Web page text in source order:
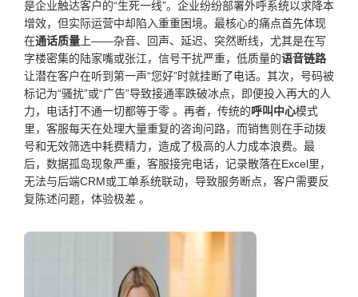
是企业触达客户的“生死一线”。企业纷纷部署外呼系统以求降本
增效，但实际运营中却陷入重重困境。最核心的痛点首先体现
在通话质量 上——杂音、回声、延迟、突然断线，尤其是在写
字楼密集的陆家嘴或张江，信号干扰严重，低质量的语音链路
让潜在客户在听到第一声“您好”时就挂断了电话。其次，号码被
标记为“骚扰”或“广告”导致接通率跌破冰点，即便投入再大的人
力，电话打不通一切都等于零 。再者，传统的呼叫中心模式
里，客服每天在处理大量重复的咨询问路，而销售则在手动拨
号和无效筛选中耗费精力，造成了极高的人力成本浪费。最
后，数据孤岛现象严重，客服接完电话，记录散落在Excel里，
无法与后端CRM或工单系统联动，导致服务断点，客户需要反
复陈述问题，体验极差 。